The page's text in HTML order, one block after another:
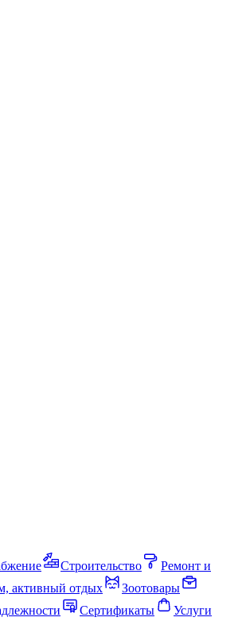
Строительство
Ремонт и
активный отдых
Зоотовары
Сертификаты
Услуги